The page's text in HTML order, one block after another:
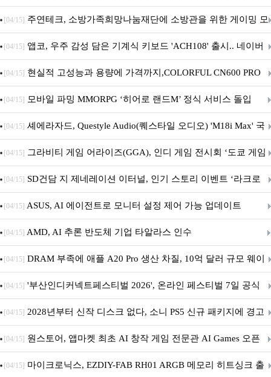
픈
[04/15] 주연테크, 소방가족희망나눔재단에 소방관을 위한 게이밍 모
니터·스마트 펫 침대 기부
[04/15] 앱코, 우주 감성 담은 기계식 키보드 'ACH108' 출시.. 네이버
브랜드데이 기획전 진행
[04/15] 현실적 고성능과 용량에 가격까지,COLORFUL CN600 PRO
M.2 NVMe 디앤디컴 1TB
[04/15] 모바일 파밍 MMORPG ‘히어로 랜드M’ 정식 서비스 돌입
[04/15] 셰에라자드, Questyle Audio(퀘스타일 오디오) 'M18i Max' 국
내 정식 출시
[04/15] 그라비티 게임 어라이즈(GGA), 인디 게임 전시회 ‘도쿄 게임
던전 13’ 참가!
[04/15] SD건담 지 제네레이션 이터널, 인기 스토리 이벤트 ‘라크로
아의 용사’ 재개최 및 풍성한 기념 이벤트 실시!
[04/15] ASUS, AI 에이전트로 모니터 설정 제어 가능 업데이트
[04/15] AMD, AI 추론 반도체 기업 타알라스 인수
[04/15] DRAM 부족에 애플 A20 Pro 생산 차질, 10억 달러 규모 웨이
퍼 대기
[04/15] '부산인디커넥트페스티벌 2026', 온라인 페스티벌 7일 공식
개막... 22일간 진행
[04/15] 2028년부터 신작 디스크 없다, 소니 PS5 신규 패키지에 경고
문 추가
[04/15] 원스토어, 앱마켓 최초 AI 창작 게임 전문관 AI Games 오픈
[04/15] 마이크로닉스, EZDIY-FAB RH01 ARGB 메모리 히트싱크 출